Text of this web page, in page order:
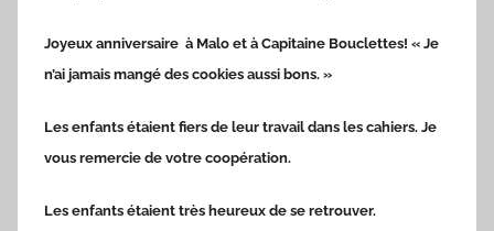
Joyeux anniversaire à Malo et à Capitaine Bouclettes! « Je
n’ai jamais mangé des cookies aussi bons. »
Les enfants étaient fiers de leur travail dans les cahiers. Je
vous remercie de votre coopération.
Les enfants étaient très heureux de se retrouver.